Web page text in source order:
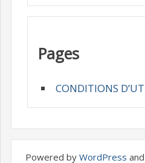
Pages
CONDITIONS
Powered by WordPress and